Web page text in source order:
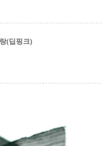
(딥핑크)